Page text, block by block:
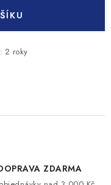
: 2 roky
ZDARMA